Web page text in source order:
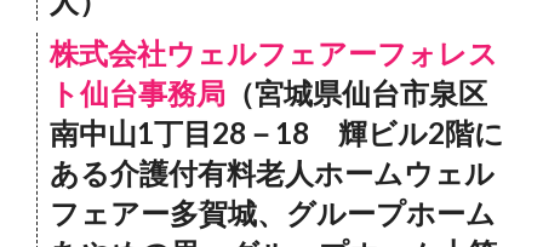
株式会社ウェルフェアーフォレス
ト仙台事務局 （宮城県仙台市泉区
南中山1丁目28－18 輝ビル2階に
ある介護付有料老人ホームウェル
フェアー多賀城、グループホーム